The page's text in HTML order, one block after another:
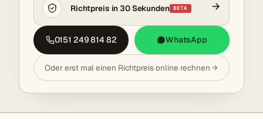
Richtpreis in 30 Sekunden BETA
0151 249 814 82 WhatsApp
Oder erst mal einen Richtpreis online rechnen